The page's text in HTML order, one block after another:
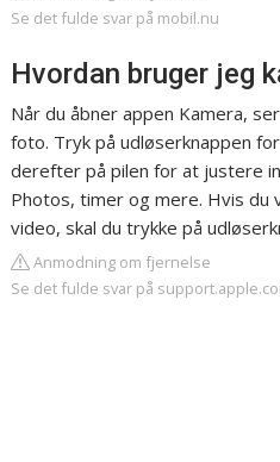
Se det fulde svar på mobil.nu
Hvordan bruger jeg
Når du åbner appen Kamera,
foto. Tryk på udløserknappen
derefter på pilen for at justere
Photos, timer og mere. Hvis du
video, skal du trykke på
Anmodning om fjernelse
Se det fulde svar på